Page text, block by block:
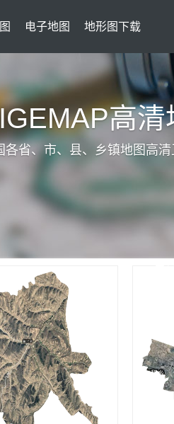
电子地图 地形图下载
高
各省、市、县、乡镇地图高